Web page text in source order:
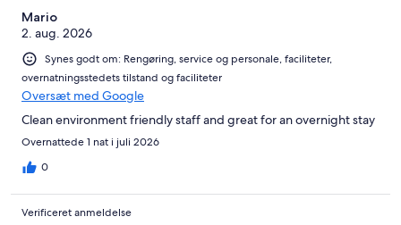
Mario
2. aug. 2026
Synes godt om: Rengøring, service og personale, faciliteter,
overnatningsstedets tilstand og faciliteter
Oversæt med Google
Clean environment friendly staff and great for an overnight stay
Overnattede 1 nat i juli 2026
0
Verificeret anmeldelse